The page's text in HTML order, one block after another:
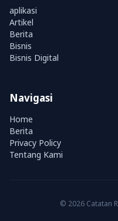
aplikasi
Artikel
Berita
Bisnis
Bisnis Digital
Navigasi
Home
Berita
Privacy Policy
Tentang Kami
© 2026 Catatan